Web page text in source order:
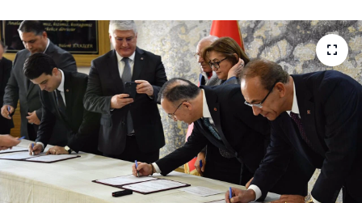
Tarım Bilgisi
Yetiştirici Soruyor
Dünyada Tarım
Üretici Birlikleri
Şeker ve Şekerli Mamüller